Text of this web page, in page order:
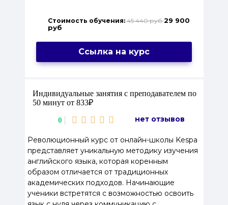
Стоимость обучения: 45 440 руб29 900
руб
Ссылка на курс
Индивидуальные занятия с преподавателем по
50 минут от 833₽
0 нет отзывов
Революционный курс от онлайн-школы Kespa
представляет уникальную методику изучения
английского языка, которая коренным
образом отличается от традиционных
академических подходов. Начинающие
ученики встретятся с возможностью освоить